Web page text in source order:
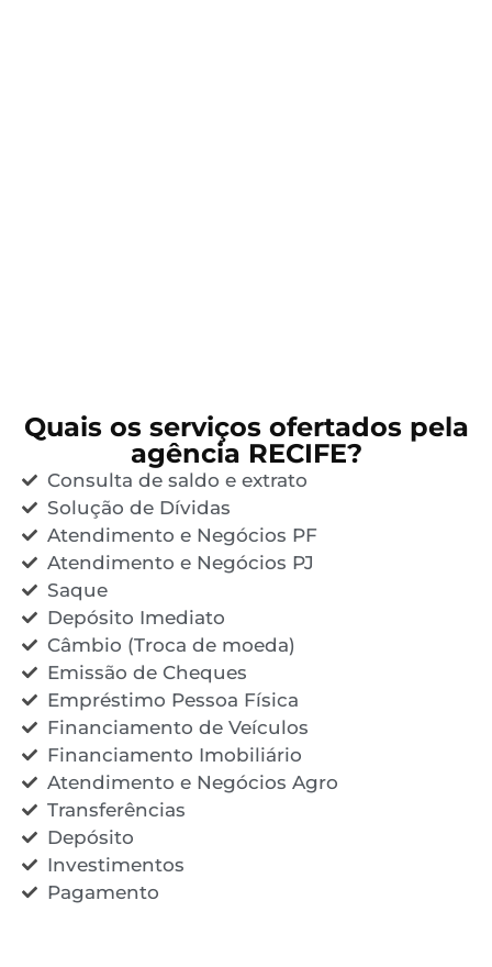
Quais os serviços ofertados pela
agência RECIFE?
Consulta de saldo e extrato
Solução de Dívidas
Atendimento e Negócios PF
Atendimento e Negócios PJ
Saque
Depósito Imediato
Câmbio (Troca de moeda)
Emissão de Cheques
Empréstimo Pessoa Física
Financiamento de Veículos
Financiamento Imobiliário
Atendimento e Negócios Agro
Transferências
Depósito
Investimentos
Pagamento